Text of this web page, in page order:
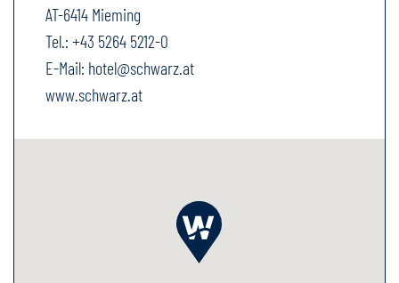
AT-6414 Mieming
Tel.: +43 5264 5212-0
E-Mail: hotel@schwarz.at
www.schwarz.at